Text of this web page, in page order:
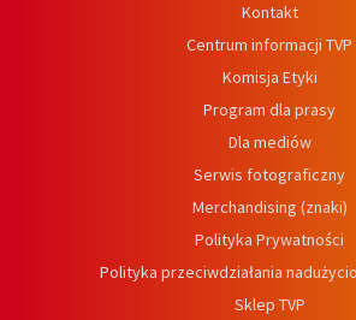
Kontakt
Centrum informacji TVP
Komisja Etyki
Program dla prasy
Dla mediów
Serwis fotograficzny
Merchandising (znaki)
Polityka Prywatności
Polityka przeciwdziałania
Sklep TVP